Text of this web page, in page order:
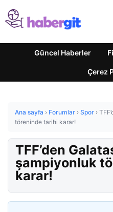
Güncel Haberler
Çerez
Ana sayfa › Forumlar › Spor ›
töreninde tarihi karar!
TFF’den
şampiyonluk
karar!